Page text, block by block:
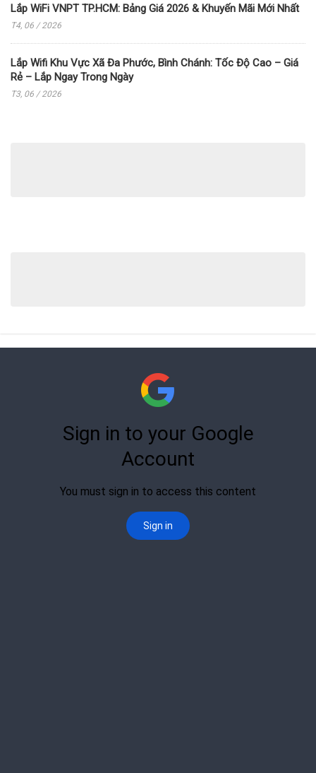
Lắp WiFi VNPT TP.HCM: Bảng Giá 2026 & Khuyến Mãi Mới Nhất
T4, 06 / 2026
Lắp Wifi Khu Vực Xã Đa Phước, Bình Chánh: Tốc Độ Cao – Giá
Rẻ – Lắp Ngay Trong Ngày
T3, 06 / 2026